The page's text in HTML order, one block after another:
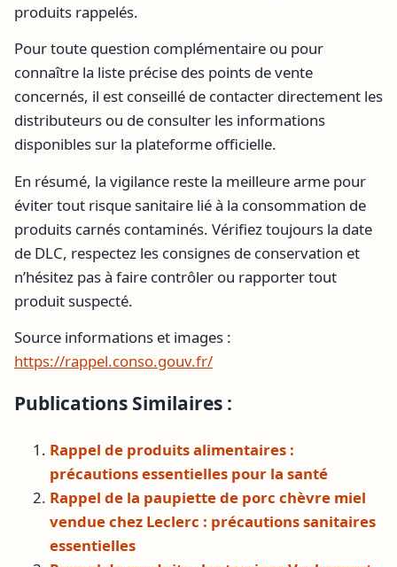
produits rappelés.
Pour toute question complémentaire ou pour
connaître la liste précise des points de vente
concernés, il est conseillé de contacter directement les
distributeurs ou de consulter les informations
disponibles sur la plateforme officielle.
En résumé, la vigilance reste la meilleure arme pour
éviter tout risque sanitaire lié à la consommation de
produits carnés contaminés. Vérifiez toujours la date
de DLC, respectez les consignes de conservation et
n’hésitez pas à faire contrôler ou rapporter tout
produit suspecté.
Source informations et images :
https://rappel.conso.gouv.fr/
Publications Similaires :
Rappel de produits alimentaires :
précautions essentielles pour la santé
Rappel de la paupiette de porc chèvre miel
vendue chez Leclerc : précautions sanitaires
essentielles